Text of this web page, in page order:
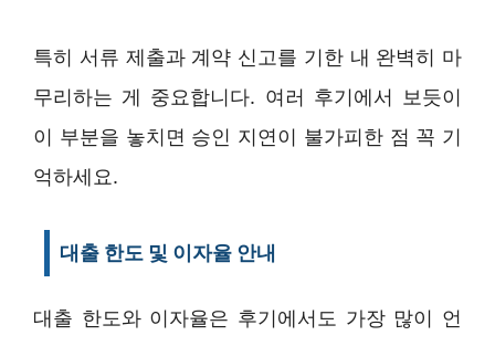
특히 서류 제출과 계약 신고를 기한 내 완벽히 마
무리하는 게 중요합니다. 여러 후기에서 보듯이
이 부분을 놓치면 승인 지연이 불가피한 점 꼭 기
억하세요.
대출 한도 및 이자율 안내
대출 한도와 이자율은 후기에서도 가장 많이 언